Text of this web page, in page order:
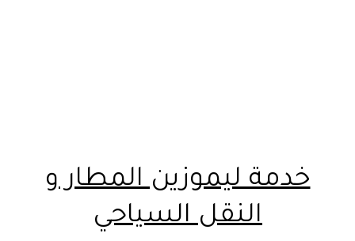
خدمة ليموزين المطار و
النقل السياحي